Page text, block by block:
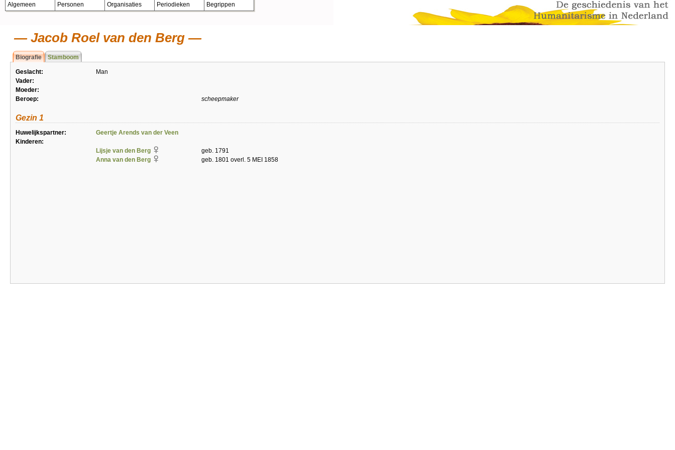
Algemeen Personen Organisaties Periodieken Begrippen
Jacob Roel van den Berg
Biografie Stamboom
Geslacht:
Man
Vader:
Moeder:
Beroep:
scheepmaker
Gezin 1
Huwelijkspartner:
Geertje Arends van der Veen
Kinderen:
Lijsje van den Berg
geb. 1791
Anna van den Berg
geb. 1801 overl. 5 MEI 1858